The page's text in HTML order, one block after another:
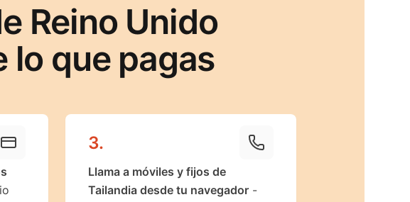
Reino Unido
lo que pagas
3.
Llama a móviles y fijos de
Tailandia desde tu navegador-